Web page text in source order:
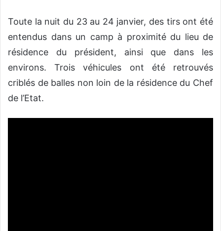
Toute la nuit du 23 au 24 janvier, des tirs ont été
entendus dans un camp à proximité du lieu de
résidence du président, ainsi que dans les
environs. Trois véhicules ont été retrouvés
criblés de balles non loin de la résidence du Chef
de l’Etat.